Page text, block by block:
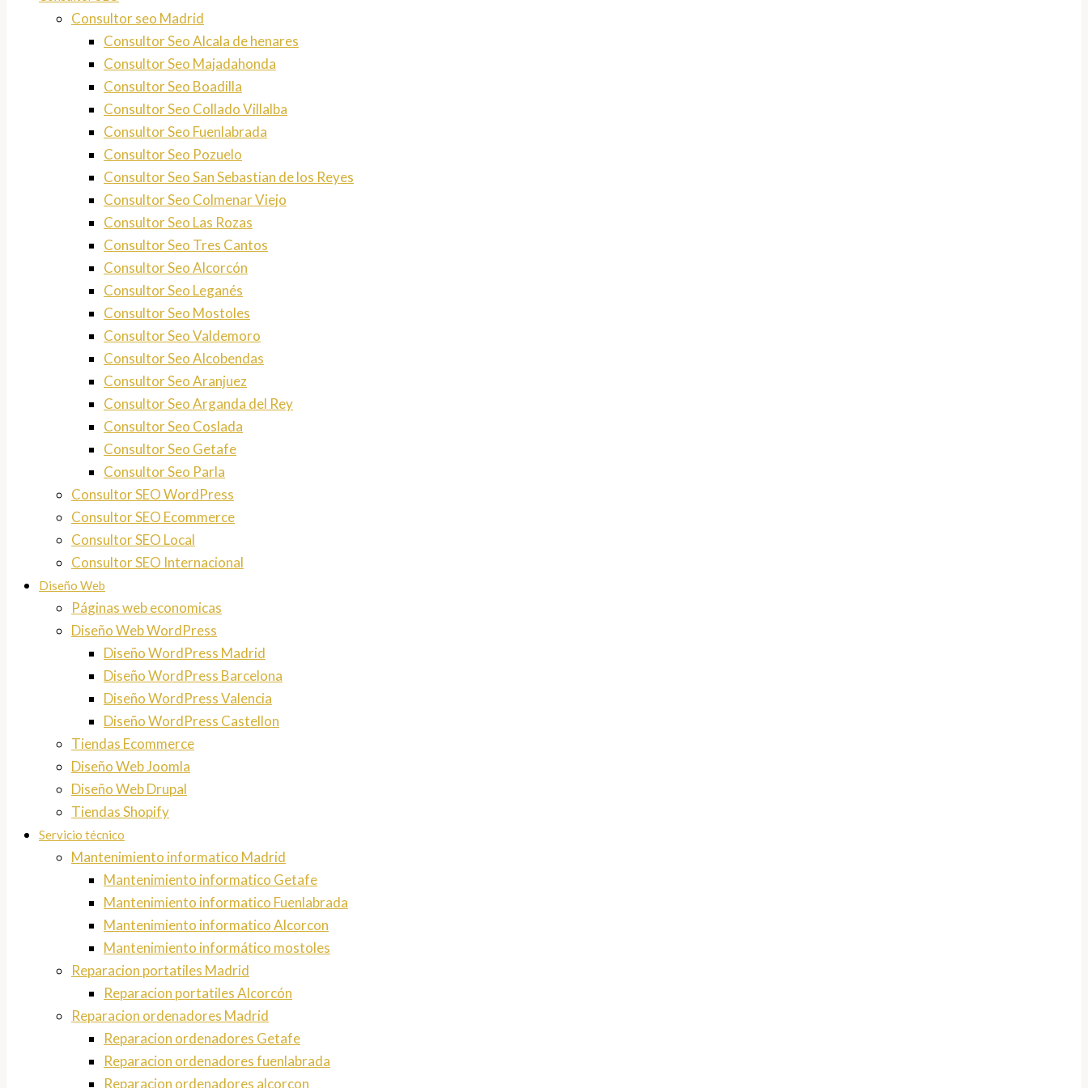
Consultor seo Madrid
Consultor Seo Alcala de henares
Consultor Seo Majadahonda
Consultor Seo Boadilla
Consultor Seo Collado Villalba
Consultor Seo Fuenlabrada
Consultor Seo Pozuelo
Consultor Seo San Sebastian de los Reyes
Consultor Seo Colmenar Viejo
Consultor Seo Las Rozas
Consultor Seo Tres Cantos
Consultor Seo Alcorcón
Consultor Seo Leganés
Consultor Seo Mostoles
Consultor Seo Valdemoro
Consultor Seo Alcobendas
Consultor Seo Aranjuez
Consultor Seo Arganda del Rey
Consultor Seo Coslada
Consultor Seo Getafe
Consultor Seo Parla
Consultor SEO WordPress
Consultor SEO Ecommerce
Consultor SEO Local
Consultor SEO Internacional
Diseño Web
Páginas web economicas
Diseño Web WordPress
Diseño WordPress Madrid
Diseño WordPress Barcelona
Diseño WordPress Valencia
Diseño WordPress Castellon
Tiendas Ecommerce
Diseño Web Joomla
Diseño Web Drupal
Tiendas Shopify
Servicio técnico
Mantenimiento informatico Madrid
Mantenimiento informatico Getafe
Mantenimiento informatico Fuenlabrada
Mantenimiento informatico Alcorcon
Mantenimiento informático mostoles
Reparacion portatiles Madrid
Reparacion portatiles Alcorcón
Reparacion ordenadores Madrid
Reparacion ordenadores Getafe
Reparacion ordenadores fuenlabrada
Reparacion ordenadores alcorcon